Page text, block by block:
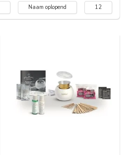
Naam oplopend 12